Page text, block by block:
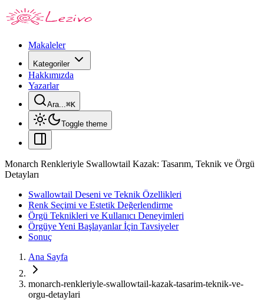
Makaleler
Kategoriler
Hakkımızda
Yazarlar
Ara...⌘K
Toggle theme
Monarch Renkleriyle Swallowtail Kazak: Tasarım, Teknik ve Örgü
Detayları
Swallowtail Deseni ve Teknik Özellikleri
Renk Seçimi ve Estetik Değerlendirme
Örgü Teknikleri ve Kullanıcı Deneyimleri
Örgüye Yeni Başlayanlar İçin Tavsiyeler
Sonuç
Ana Sayfa
monarch-renkleriyle-swallowtail-kazak-tasarim-teknik-ve-
orgu-detaylari